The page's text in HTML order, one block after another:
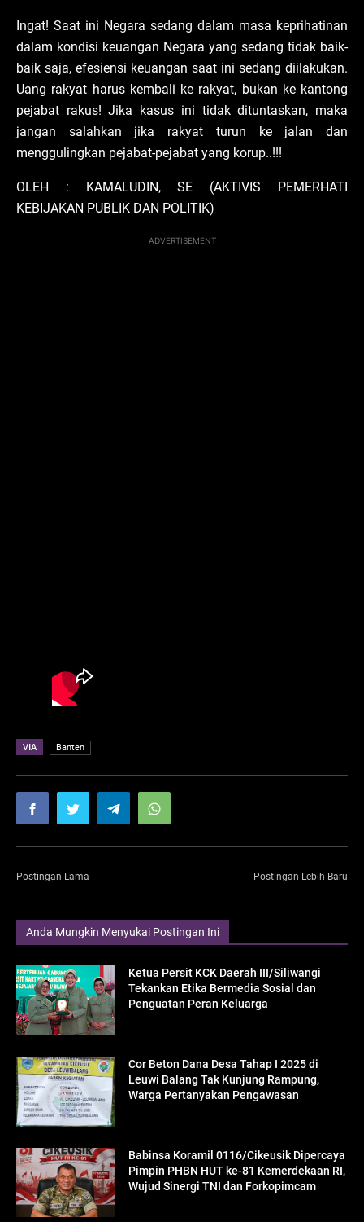
Ingat! Saat ini Negara sedang dalam masa keprihatinan
dalam kondisi keuangan Negara yang sedang tidak baik-
baik saja, efesiensi keuangan saat ini sedang diilakukan.
Uang rakyat harus kembali ke rakyat, bukan ke kantong
pejabat rakus! Jika kasus ini tidak dituntaskan, maka
jangan salahkan jika rakyat turun ke jalan dan
menggulingkan pejabat-pejabat yang korup..!!!
OLEH : KAMALUDIN, SE (AKTIVIS PEMERHATI
KEBIJAKAN PUBLIK DAN POLITIK)
ADVERTISEMENT
VIA Banten
Postingan Lama Postingan Lebih Baru
Anda Mungkin Menyukai Postingan Ini
Ketua Persit KCK Daerah III/Siliwangi
Tekankan Etika Bermedia Sosial dan
Penguatan Peran Keluarga
Cor Beton Dana Desa Tahap I 2025 di
Leuwi Balang Tak Kunjung Rampung,
Warga Pertanyakan Pengawasan
Babinsa Koramil 0116/Cikeusik Dipercaya
Pimpin PHBN HUT ke-81 Kemerdekaan RI,
Wujud Sinergi TNI dan Forkopimcam